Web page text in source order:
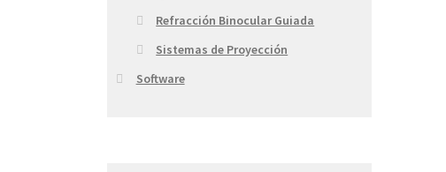
Refracción Binocular Guiada
Sistemas de Proyección
Software